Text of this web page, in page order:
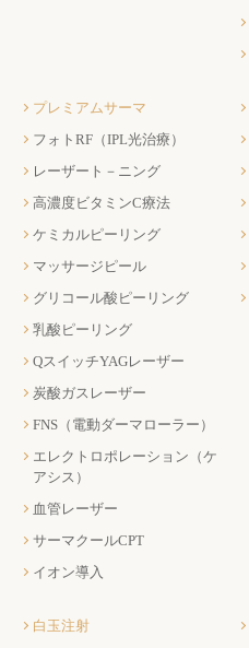
プレミアムサーマ
フォトRF（IPL光治療）
レーザート－ニング
高濃度ビタミンC療法
ケミカルピーリング
マッサージピール
グリコール酸ピーリング
乳酸ピーリング
QスイッチYAGレーザー
炭酸ガスレーザー
FNS（電動ダーマローラー）
エレクトロポレーション（ケ
アシス）
血管レーザー
サーマクールCPT
イオン導入
白玉注射